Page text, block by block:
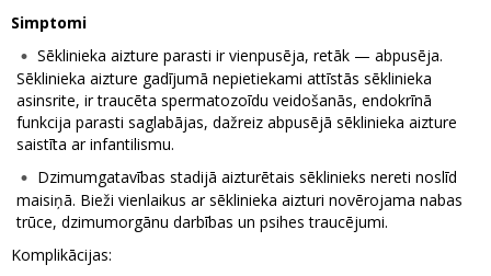
Simptomi
Sēklinieka aizture parasti ir vienpusēja, retāk — abpusēja.
Sēklinieka aizture gadījumā nepietiekami attīstās sēklinieka
asinsrite, ir traucēta spermatozoīdu veidošanās, endokrīnā
funkcija parasti saglabājas, dažreiz abpusējā sēklinieka aizture
saistīta ar infantilismu.
Dzimumgatavības stadijā aizturētais sēklinieks nereti noslīd
maisiņā. Bieži vienlaikus ar sēklinieka aizturi novērojama nabas
trūce, dzimumorgānu darbības un psihes traucējumi.
Komplikācijas: